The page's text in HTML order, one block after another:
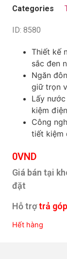
Categories
ID: 8580
Thiết kế
sắc đen
Ngăn
giữ trọn
Lấy
kiệm
Công
tiết kiệm
0VND
Giá bán tại
đặt
Hỗ trợtrả
Hết hàng